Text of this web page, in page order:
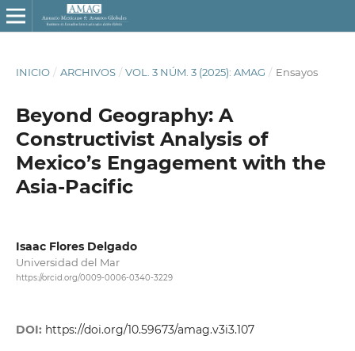
INICIO / ARCHIVOS / VOL. 3 NÚM. 3 (2025): AMAG / Ensayos
Beyond Geography: A
Constructivist Analysis of
Mexico’s Engagement with the
Asia-Pacific
Isaac Flores Delgado
Universidad del Mar
https://orcid.org/0009-0006-0340-3229
DOI: https://doi.org/10.59673/amag.v3i3.107